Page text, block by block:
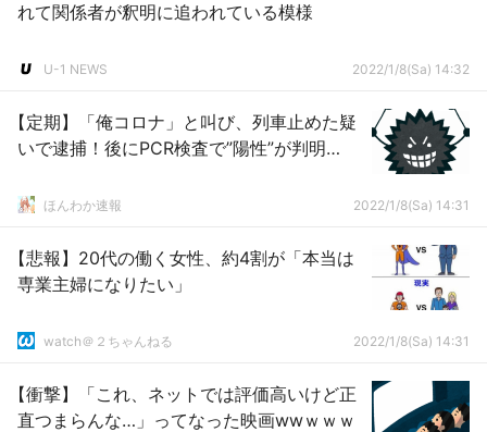
れて関係者が釈明に追われている模様
U-1 NEWS 2022/1/8(Sa) 14:32
【定期】「俺コロナ」と叫び、列車止めた疑
いで逮捕！後にPCR検査で”陽性”が判明…
ほんわか速報 2022/1/8(Sa) 14:31
【悲報】20代の働く女性、約4割が「本当は
専業主婦になりたい」
watch＠２ちゃんねる 2022/1/8(Sa) 14:31
【衝撃】「これ、ネットでは評価高いけど正
直つまらんな…」ってなった映画wwｗｗｗ